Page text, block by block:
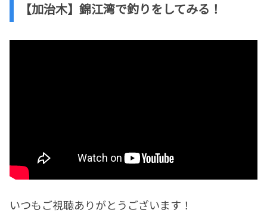
【加治木】錦江湾で釣りをしてみる！
いつもご視聴ありがとうございます！